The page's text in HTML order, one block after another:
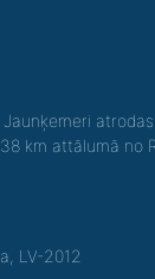
km attālumā no
LV-2012